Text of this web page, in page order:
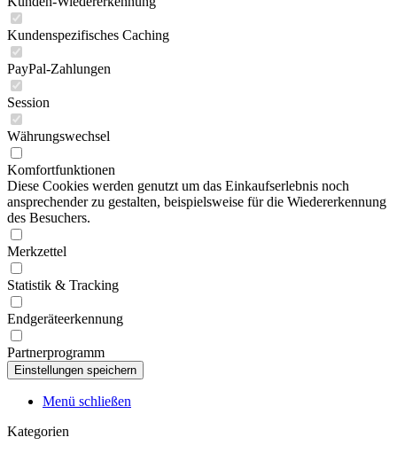
Kundenspezifisches Caching
PayPal-Zahlungen
Session
Währungswechsel
Komfortfunktionen
Diese Cookies werden genutzt um das Einkaufserlebnis noch
ansprechender zu gestalten, beispielsweise für die Wiedererkennung
des Besuchers.
Merkzettel
Statistik & Tracking
Endgeräteerkennung
Partnerprogramm
Menü schließen
Kategorien